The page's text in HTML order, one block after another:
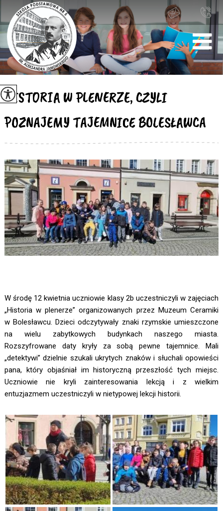
HISTORIA W PLENERZE, CZYLI
POZNAJEMY TAJEMNICE BOLESŁAWCA
W środę 12 kwietnia uczniowie klasy 2b uczestniczyli w zajęciach
„Historia w plenerze” organizowanych przez Muzeum Ceramiki
w Bolesławcu. Dzieci odczytywały znaki rzymskie umieszczone
na wielu zabytkowych budynkach naszego miasta.
Rozszyfrowane daty kryły za sobą pewne tajemnice. Mali
„detektywi” dzielnie szukali ukrytych znaków i słuchali opowieści
pana, który objaśniał im historyczną przeszłość tych miejsc.
Uczniowie nie kryli zainteresowania lekcją i z wielkim
entuzjazmem uczestniczyli w nietypowej lekcji historii.